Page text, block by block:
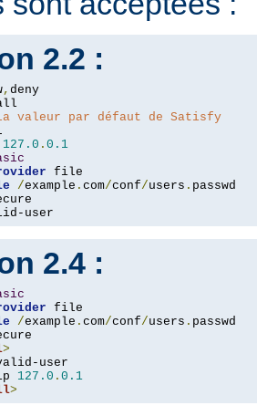
2.2 :
,
valeur par défaut de Satisfy
127.0 . 0.1
/example . com/conf/users .
user
2.4 :
/example . com/conf/users .
>
user
127.0 . 0.1
>